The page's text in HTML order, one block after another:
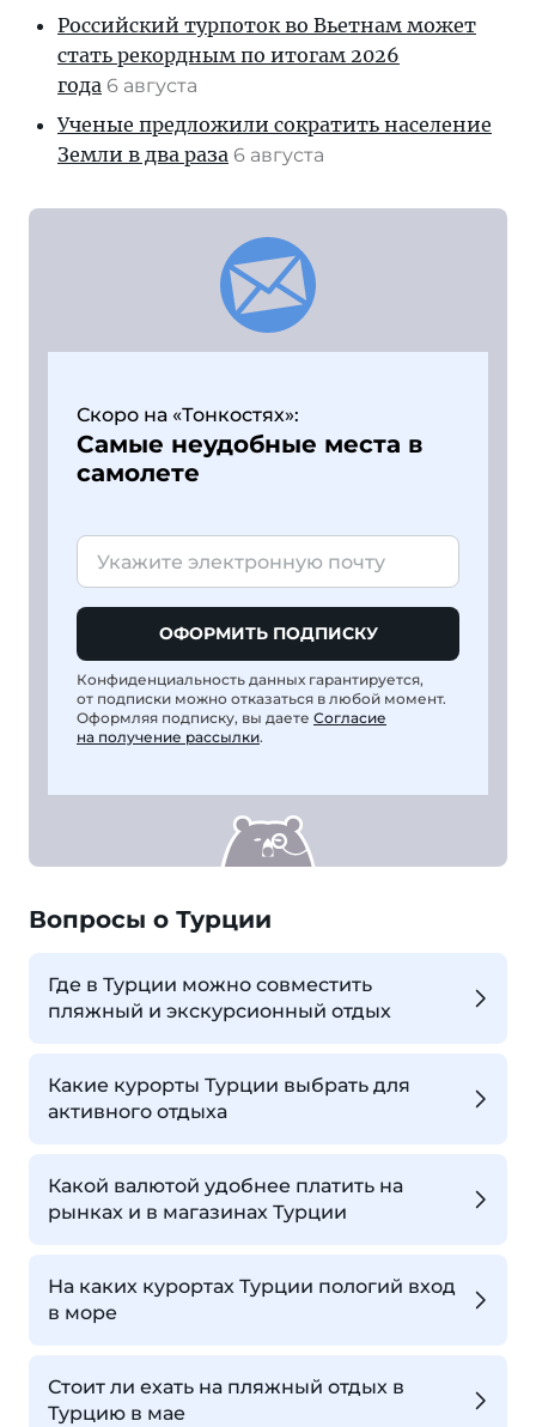
Российский турпоток во Вьетнам может
стать рекордным по итогам 2026
года 6 августа
Ученые предложили сократить население
Земли в два раза 6 августа
Скоро на «Тонкостях»:
Самые неудобные места в
самолете
ОФОРМИТЬ ПОДПИСКУ
Конфиденциальность данных гарантируется,
от подписки можно отказаться в любой момент.
Оформляя подписку, вы даете Согласие
на получение рассылки.
Вопросы о Турции
Где в Турции можно совместить
пляжный и экскурсионный отдых
Какие курорты Турции выбрать для
активного отдыха
Какой валютой удобнее платить на
рынках и в магазинах Турции
На каких курортах Турции пологий вход
в море
Стоит ли ехать на пляжный отдых в
Турцию в мае